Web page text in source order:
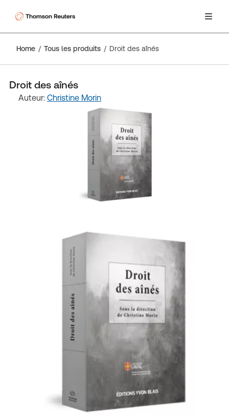
Home Tous les produits Droit des aînés
Droit des aînés
Auteur: Christine Morin